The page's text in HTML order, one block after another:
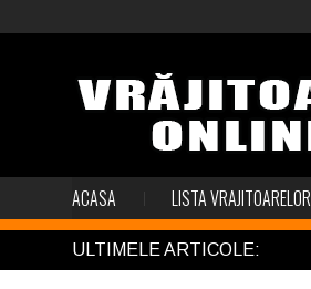
ACASA LISTA VRAJITOARELOR
ULTIMELE ARTICOLE: